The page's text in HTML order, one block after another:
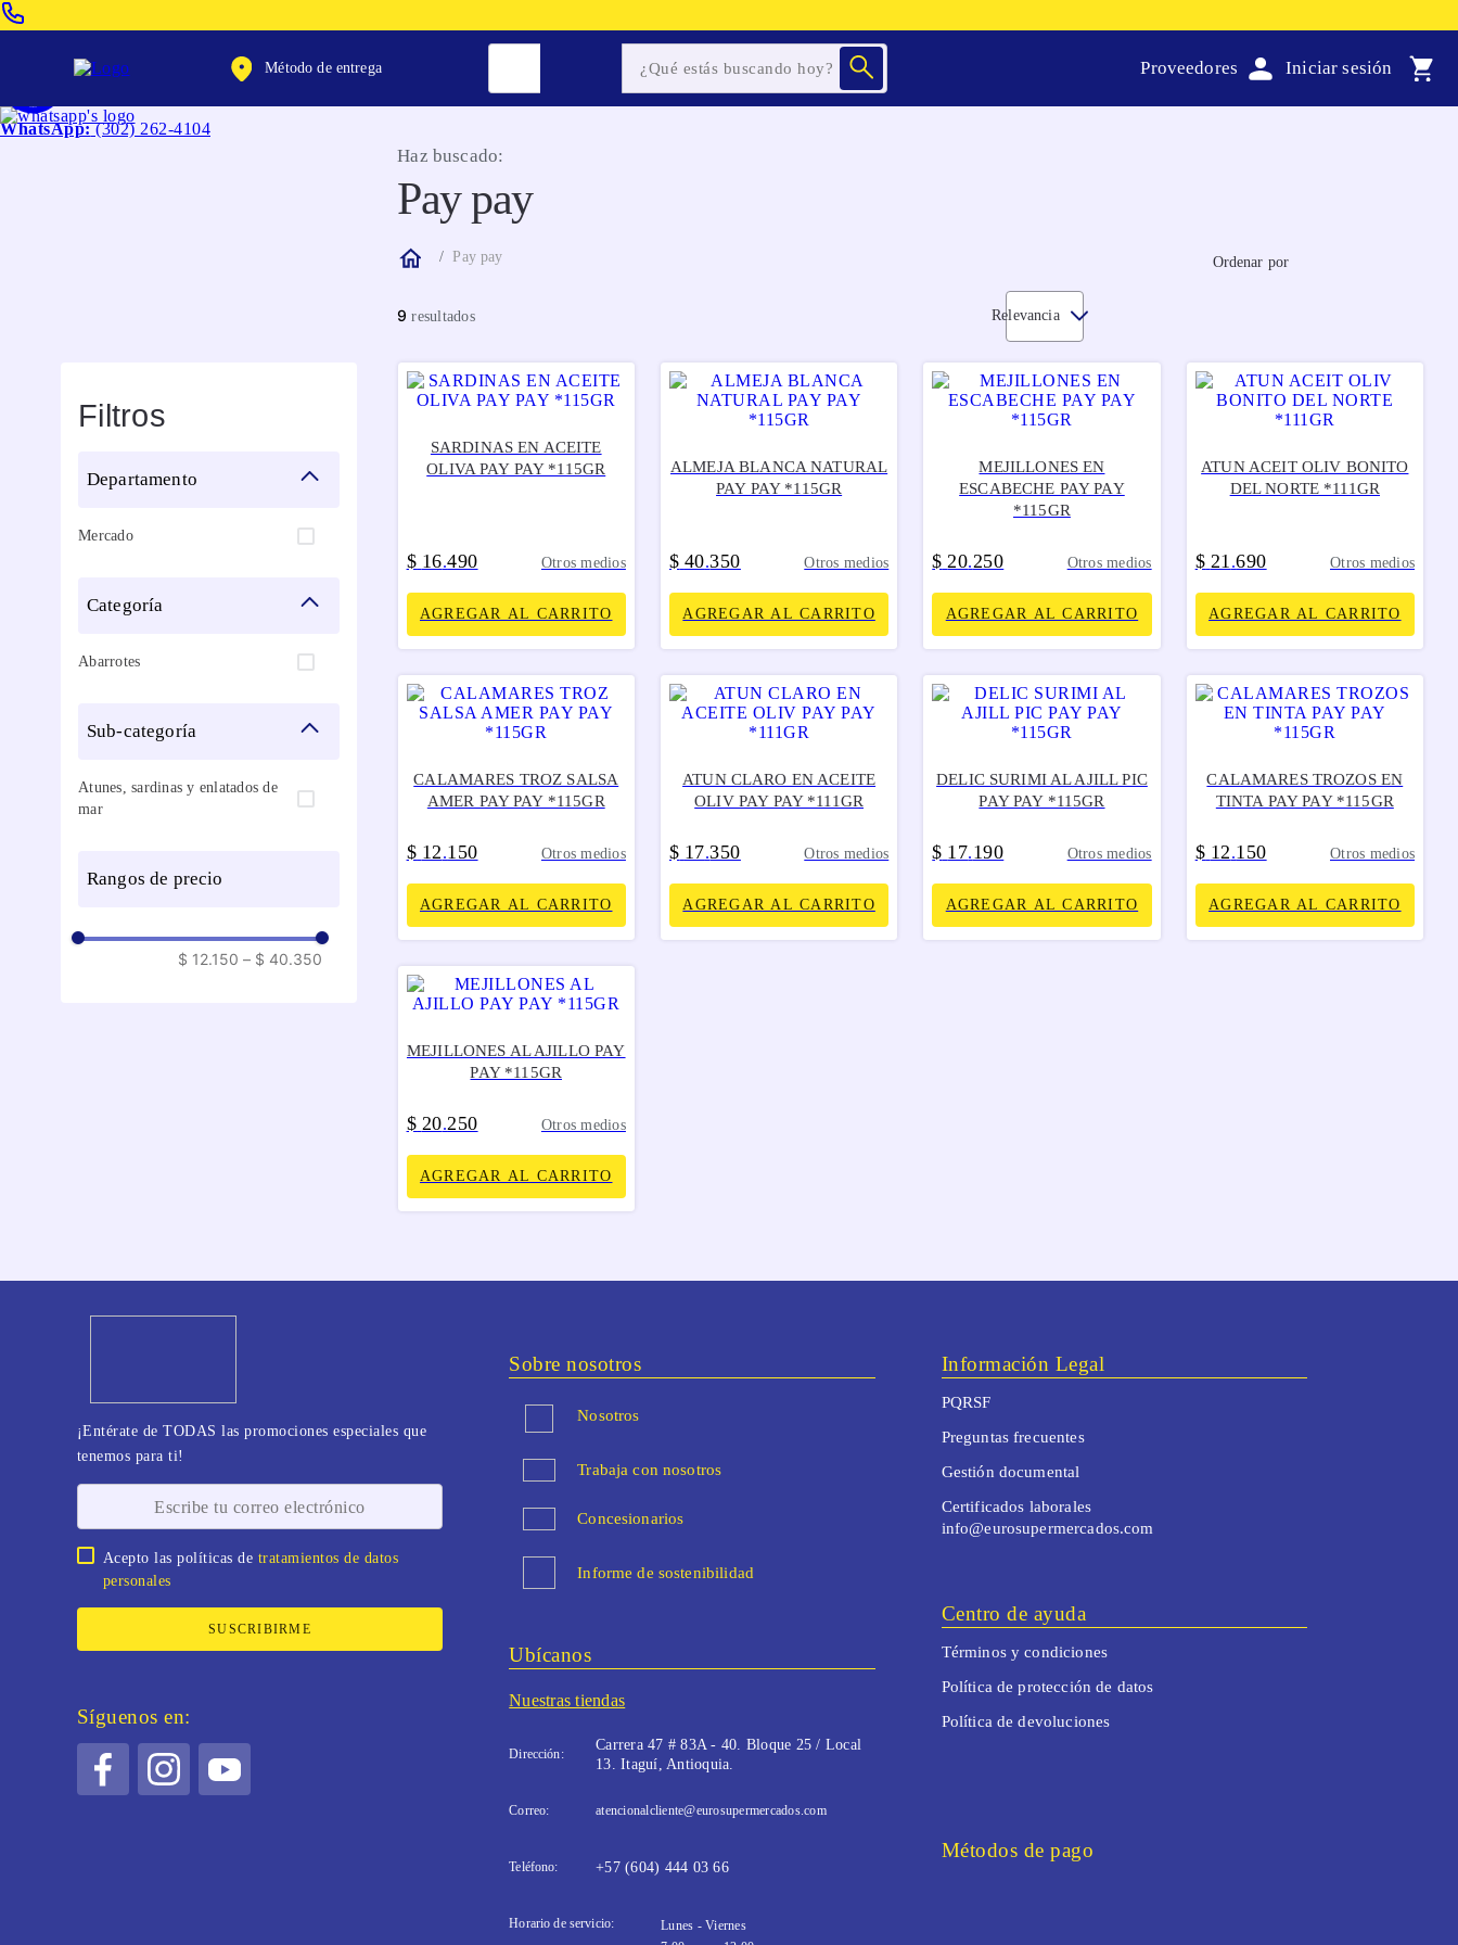
WhatsApp: (302) 262-4104
Método de entrega Proveedores
Haz buscado:
Pay pay
Pay pay Ordenar por
9 Relevancia
Filtros
departamento
Mercado
categoría
Abarrotes
sub-categoría
Atunes, sardinas y enlatados de
mar
rangos de precio
$ 12.150 – $ 40.350
SARDINAS EN ACEITE
OLIVA PAY PAY *115GR
$ 16.490 Otros medios
AGREGAR AL CARRITO
ALMEJA BLANCA NATURAL
PAY PAY *115GR
$ 40.350 Otros medios
AGREGAR AL CARRITO
MEJILLONES EN
ESCABECHE PAY PAY
*115GR
$ 20.250 Otros medios
AGREGAR AL CARRITO
ATUN ACEIT OLIV BONITO
DEL NORTE *111GR
$ 21 .690 Otros medios
AGREGAR AL CARRITO
CALAMARES TROZ SALSA
AMER PAY PAY *115GR
$ 12.150 Otros medios
AGREGAR AL CARRITO
ATUN CLARO EN ACEITE
OLIV PAY PAY *111GR
$ 17.350 Otros medios
AGREGAR AL CARRITO
DELIC SURIMI AL AJILL PIC
PAY PAY *115GR
$ 17.190 Otros medios
AGREGAR AL CARRITO
CALAMARES TROZOS EN
TINTA PAY PAY *115GR
$ 12.150 Otros medios
AGREGAR AL CARRITO
MEJILLONES AL AJILLO PAY
PAY *115GR
$ 20.250 Otros medios
AGREGAR AL CARRITO
¡Entérate de TODAS las promociones especiales que
tenemos para ti!
Acepto las políticas de tratamientos de datos
personales
SUSCRIBIRME
Síguenos en:
Sobre nosotros
Nosotros
Trabaja con nosotros
Concesionarios
Informe de sostenibilidad
Ubícanos
Nuestras tiendas
Dirección:
Carrera 47 # 83A - 40. Bloque 25 / Local
13. Itaguí, Antioquia.
Correo: atencionalcliente@eurosupermercados.com
Teléfono: +57 (604) 444 03 66
Horario de servicio:
Lunes - Viernes
Información Legal
PQRSF
Preguntas frecuentes
Gestión documental
Certificados laborales
info@eurosupermercados.com
Centro de ayuda
Términos y condiciones
Política de protección de datos
Política de devoluciones
Métodos de pago